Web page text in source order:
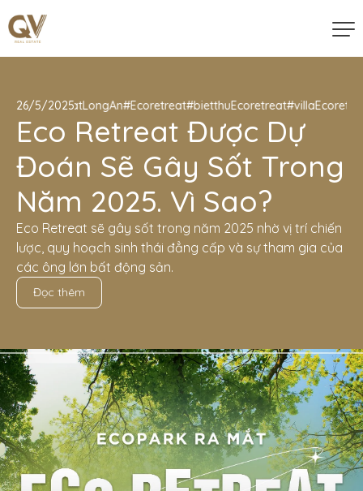
26/5/2025
#EcoretreatLongAn#Ecoretreat#bietthuEcoretreat#villaEcoretreat
Eco Retreat Được Dự
Đoán Sẽ Gây Sốt Trong
Năm 2025. Vì Sao?
Eco Retreat sẽ gây sốt trong năm 2025 nhờ vị trí chiến
lược, quy hoạch sinh thái đẳng cấp và sự tham gia của
các ông lớn bất động sản.
Đọc thêm